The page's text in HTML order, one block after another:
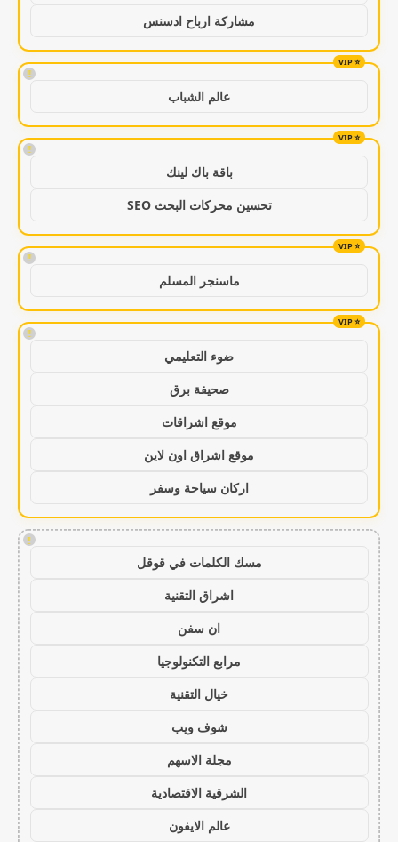
مشاركة ارباح ادسنس
!
عالم الشباب
!
باقة باك لينك
تحسين محركات البحث SEO
!
ماسنجر المسلم
!
ضوء التعليمي
صحيفة برق
موقع اشراقات
موقع اشراق اون لاين
اركان سياحة وسفر
!
مسك الكلمات في قوقل
اشراق التقنية
ان سفن
مرابع التكنولوجيا
خيال التقنية
شوف ويب
مجلة الاسهم
الشرقية الاقتصادية
عالم الايفون